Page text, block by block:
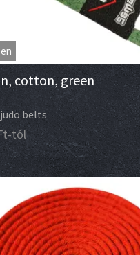
cotton, green
belts
-tól